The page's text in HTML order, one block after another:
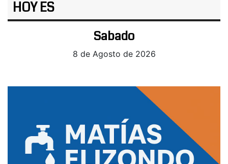
HOY ES
Sabado
8 de Agosto de 2026